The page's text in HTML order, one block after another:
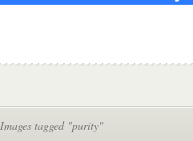
Images tagged "purity"